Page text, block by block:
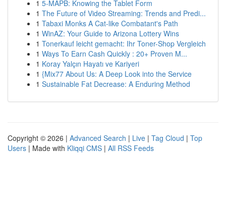
1 5-MAPB: Knowing the Tablet Form
1 The Future of Video Streaming: Trends and Predi...
1 Tabaxi Monks A Cat-like Combatant's Path
1 WinAZ: Your Guide to Arizona Lottery Wins
1 Tonerkauf leicht gemacht: Ihr Toner-Shop Vergleich
1 Ways To Earn Cash Quickly : 20+ Proven M...
1 Koray Yalçın Hayatı ve Kariyeri
1 {Mix77 About Us: A Deep Look into the Service
1 Sustainable Fat Decrease: A Enduring Method
Copyright © 2026 | Advanced Search | Live | Tag Cloud | Top
Users | Made with Kliqqi CMS | All RSS Feeds